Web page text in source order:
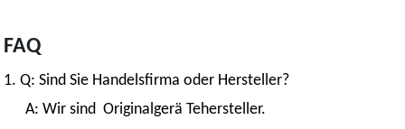
FAQ
1. Q: Sind Sie Handelsfirma oder Hersteller?
A: Wir sindOriginalgerä Tehersteller.